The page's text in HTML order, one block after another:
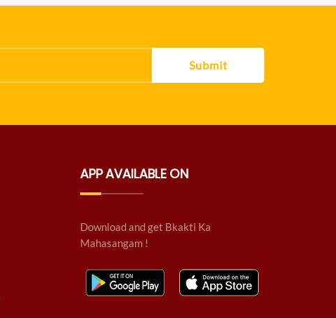
Submit
APP AVAILABLE ON
Download and get Bkakti Ka
Mahasangam !